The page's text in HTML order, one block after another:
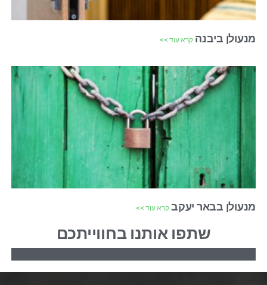
מנעולן ביבנהקרא עוד >>
מנעולן בבאר יעקבקרא עוד >>
שתפו אותנו בחווייתכם